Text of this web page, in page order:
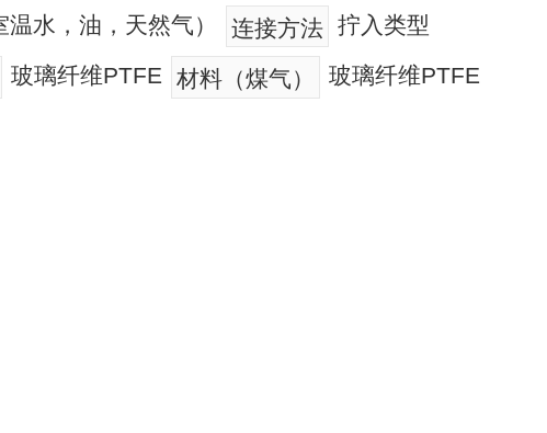
水，油，天然气） 连接方法 拧入类型
玻璃纤维PTFE 材料（煤气） 玻璃纤维PTFE